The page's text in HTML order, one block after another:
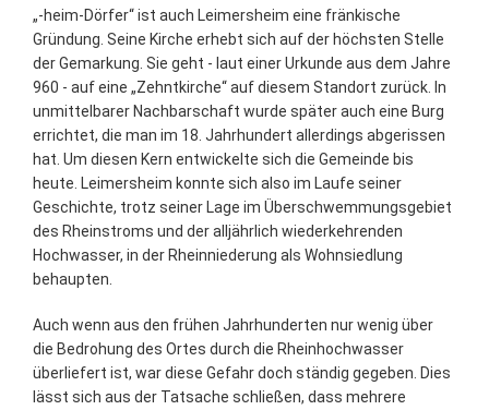
„-heim-Dörfer“ ist auch Leimersheim eine fränkische
Gründung. Seine Kirche erhebt sich auf der höchsten Stelle
der Gemarkung. Sie geht - laut einer Urkunde aus dem Jahre
960 - auf eine „Zehntkirche“ auf diesem Standort zurück. In
unmittelbarer Nachbarschaft wurde später auch eine Burg
errichtet, die man im 18. Jahrhundert allerdings abgerissen
hat. Um diesen Kern entwickelte sich die Gemeinde bis
heute. Leimersheim konnte sich also im Laufe seiner
Geschichte, trotz seiner Lage im Überschwemmungsgebiet
des Rheinstroms und der alljährlich wiederkehrenden
Hochwasser, in der Rheinniederung als Wohnsiedlung
behaupten.
Auch wenn aus den frühen Jahrhunderten nur wenig über
die Bedrohung des Ortes durch die Rheinhochwasser
überliefert ist, war diese Gefahr doch ständig gegeben. Dies
lässt sich aus der Tatsache schließen, dass mehrere